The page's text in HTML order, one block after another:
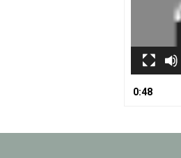
0:48